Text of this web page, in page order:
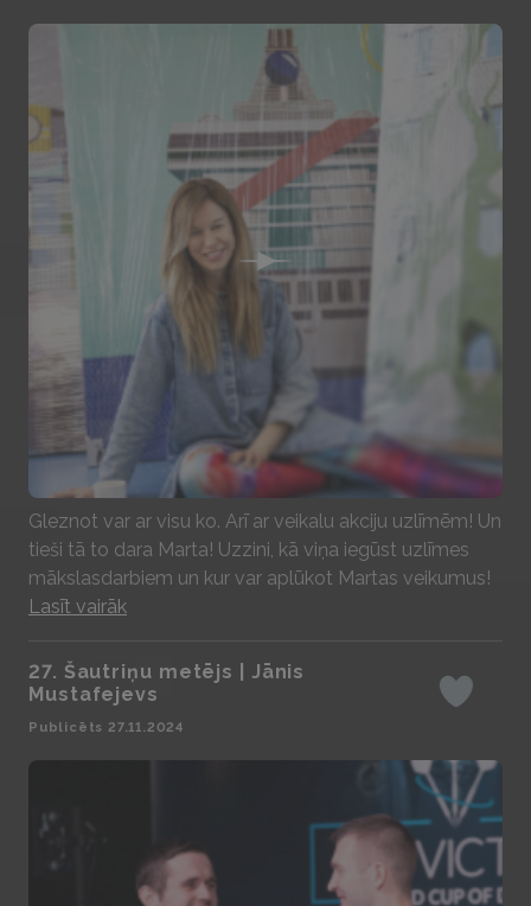
Play
Gleznot var ar visu ko. Arī ar veikalu akciju uzlīmēm! Un
tieši tā to dara Marta! Uzzini, kā viņa iegūst uzlīmes
mākslasdarbiem un kur var aplūkot Martas veikumus!
Lasīt vairāk
27. Šautriņu metējs | Jānis
Mustafejevs
Publicēts 27.11.2024
Iepatikas